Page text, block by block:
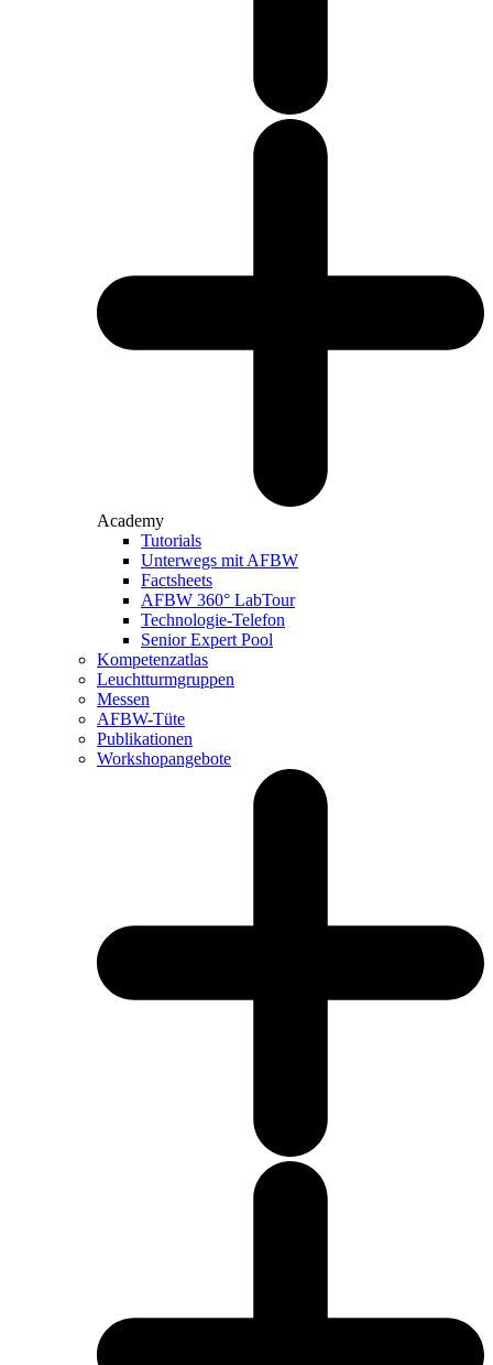
Academy
Tutorials
Unterwegs mit AFBW
Factsheets
AFBW 360° LabTour
Technologie-Telefon
Senior Expert Pool
Kompetenzatlas
Leuchtturm­gruppen
Messen
AFBW-Tüte
Publikationen
Workshopangebote